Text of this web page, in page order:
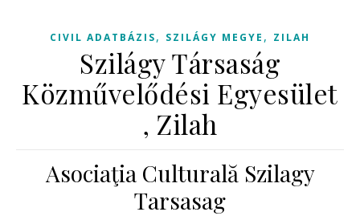
CIVIL ADATBÁZIS, SZILÁGY MEGYE , ZILAH
Szilágy Társaság
Közművelődési Egyesület
, Zilah
Asociaţia Culturală Szilagy
Tarsasag